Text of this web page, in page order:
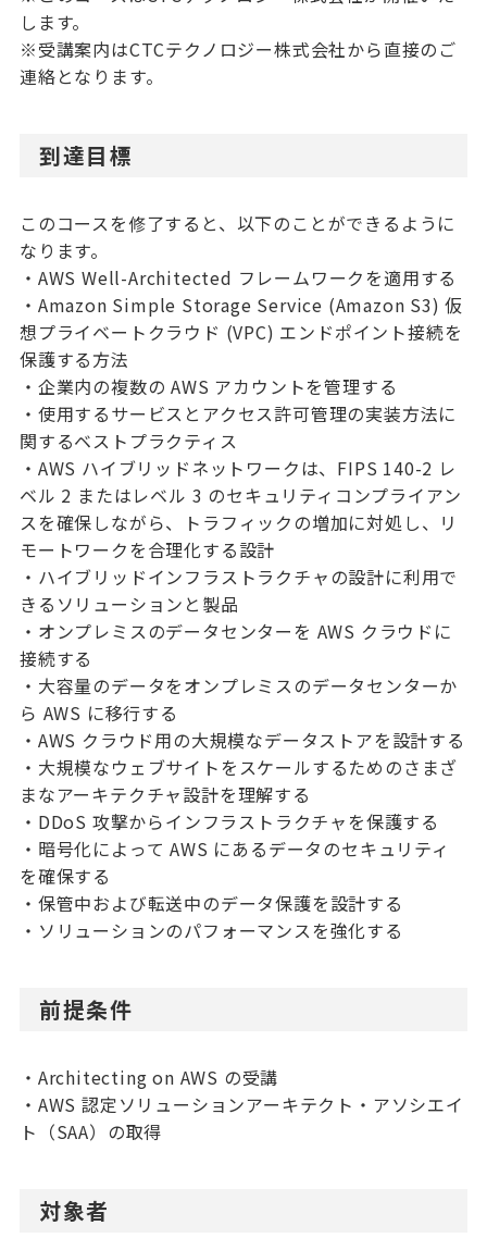
します。
※受講案内はCTCテクノロジー株式会社から直接のご
連絡となります。
到達目標
このコースを修了すると、以下のことができるように
なります。
・AWS Well-Architected フレームワークを適用する
・Amazon Simple Storage Service (Amazon S3) 仮
想プライベートクラウド (VPC) エンドポイント接続を
保護する方法
・企業内の複数の AWS アカウントを管理する
・使用するサービスとアクセス許可管理の実装方法に
関するベストプラクティス
・AWS ハイブリッドネットワークは、FIPS 140-2 レ
ベル 2 またはレベル 3 のセキュリティコンプライアン
スを確保しながら、トラフィックの増加に対処し、リ
モートワークを合理化する設計
・ハイブリッドインフラストラクチャの設計に利用で
きるソリューションと製品
・オンプレミスのデータセンターを AWS クラウドに
接続する
・大容量のデータをオンプレミスのデータセンターか
ら AWS に移行する
・AWS クラウド用の大規模なデータストアを設計する
・大規模なウェブサイトをスケールするためのさまざ
まなアーキテクチャ設計を理解する
・DDoS 攻撃からインフラストラクチャを保護する
・暗号化によって AWS にあるデータのセキュリティ
を確保する
・保管中および転送中のデータ保護を設計する
・ソリューションのパフォーマンスを強化する
前提条件
・Architecting on AWS の受講
・AWS 認定ソリューションアーキテクト・アソシエイ
ト（SAA）の取得
対象者